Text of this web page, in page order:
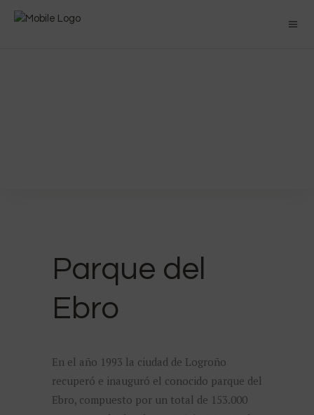
Parque del
Ebro
En el año 1993 la ciudad de Logroño
recuperó e inauguró el conocido parque del
Ebro, compuesto por un total de 153.000